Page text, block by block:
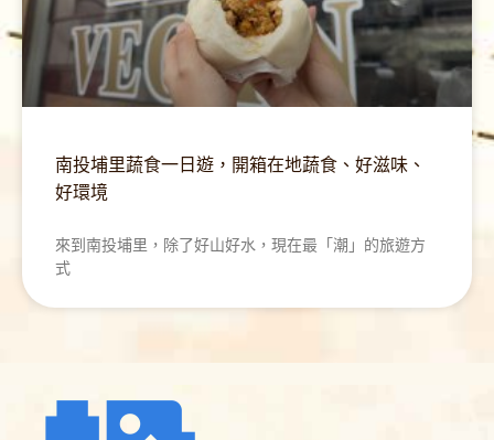
南投埔里蔬食一日遊，開箱在地蔬食、好滋味、
好環境
來到南投埔里，除了好山好水，現在最「潮」的旅遊方
式